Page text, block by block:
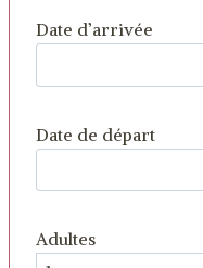
Date d’arrivée
Date de départ
Adultes